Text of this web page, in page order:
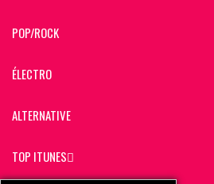
POP/ROCK
ÉLECTRO
ALTERNATIVE
TOP ITUNES